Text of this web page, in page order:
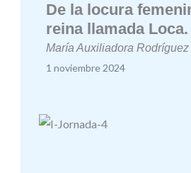
De la locura
reina llamada Loca.
María Auxiliadora Rodríguez
1 noviembre 2024